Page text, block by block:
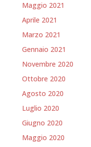
Maggio 2021
Aprile 2021
Marzo 2021
Gennaio 2021
Novembre 2020
Ottobre 2020
Agosto 2020
Luglio 2020
Giugno 2020
Maggio 2020